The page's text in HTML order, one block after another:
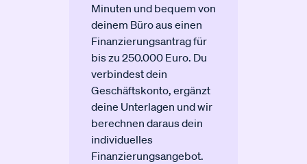
Minuten und bequem von
deinem Büro aus einen
Finanzierungsantrag für
bis zu 250.000 Euro. Du
verbindest dein
Geschäftskonto, ergänzt
deine Unterlagen und wir
berechnen daraus dein
individuelles
Finanzierungsangebot.